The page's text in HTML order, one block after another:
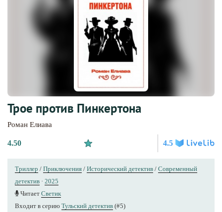
Трое против Пинкертона
Роман Елиава
4.50 4.5
Триллер / Приключения / Исторический детектив / Современный
детектив · 2025
Читает Светик
Входит в серию Тульский детектив (#5)